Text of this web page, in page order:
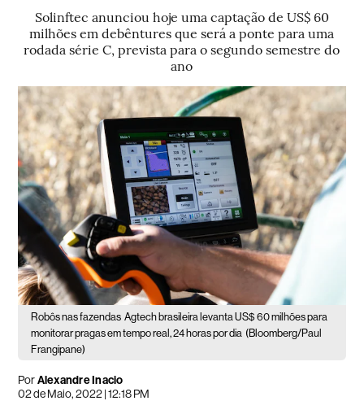
Solinftec anunciou hoje uma captação de US$ 60
milhões em debêntures que será a ponte para uma
rodada série C, prevista para o segundo semestre do
ano
Robôs nas fazendas Agtech brasileira levanta US$ 60 milhões para
monitorar pragas em tempo real, 24 horas por dia (Bloomberg/Paul
Frangipane)
PorAlexandre Inacio
02 de Maio, 2022 | 12:18 PM